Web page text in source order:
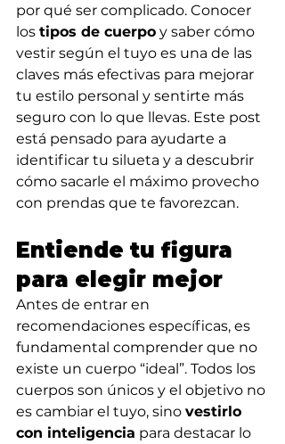
por qué ser complicado. Conocer
los tipos de cuerpo y saber cómo
vestir según el tuyo es una de las
claves más efectivas para mejorar
tu estilo personal y sentirte más
seguro con lo que llevas. Este post
está pensado para ayudarte a
identificar tu silueta y a descubrir
cómo sacarle el máximo provecho
con prendas que te favorezcan.
Entiende tu figura
para elegir mejor
Antes de entrar en
recomendaciones específicas, es
fundamental comprender que no
existe un cuerpo “ideal”. Todos los
cuerpos son únicos y el objetivo no
es cambiar el tuyo, sino vestirlo
con inteligencia para destacar lo